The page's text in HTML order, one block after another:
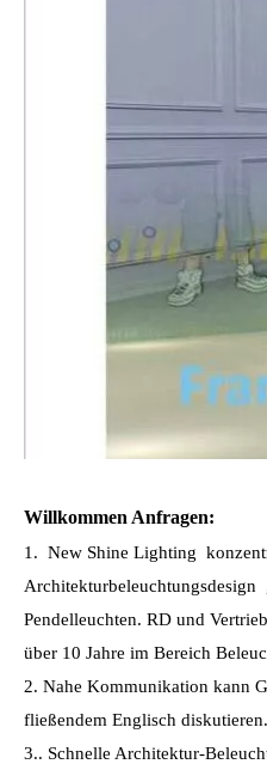
Willkommen Anfragen:
1. New Shine Lighting
Pendelleuchten. RD und
über 10 Jahre im Bereich
2. Nahe Kommunikation kann
fließendem Englisch diskutieren.
3.. Schnelle Architektur-